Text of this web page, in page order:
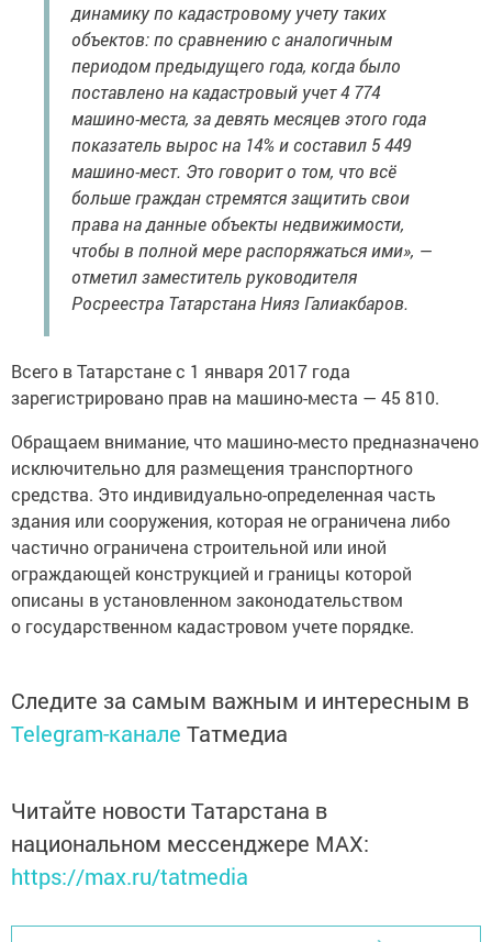
динамику по кадастровому учету таких
объектов: по сравнению с аналогичным
периодом предыдущего года, когда было
поставлено на кадастровый учет 4 774
машино-места, за девять месяцев этого года
показатель вырос на 14% и составил 5 449
машино-мест. Это говорит о том, что всё
больше граждан стремятся защитить свои
права на данные объекты недвижимости,
чтобы в полной мере распоряжаться ими», —
отметил заместитель руководителя
Росреестра Татарстана Нияз Галиакбаров.
Всего в Татарстане с 1 января 2017 года
зарегистрировано прав на машино-места — 45 810.
Обращаем внимание, что машино-место предназначено
исключительно для размещения транспортного
средства. Это индивидуально-определенная часть
здания или сооружения, которая не ограничена либо
частично ограничена строительной или иной
ограждающей конструкцией и границы которой
описаны в установленном законодательством
о государственном кадастровом учете порядке.
Следите за самым важным и интересным в
Telegram-канале Татмедиа
Читайте новости Татарстана в
национальном мессенджере MАХ:
https://max.ru/tatmedia